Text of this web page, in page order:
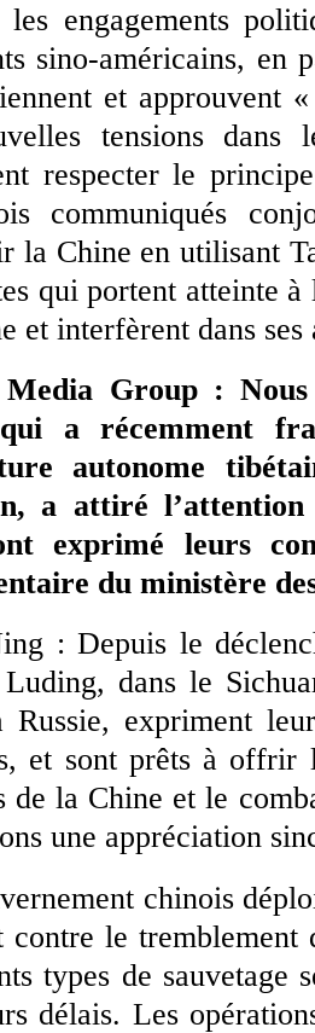
engagements
sino-américains, en
et approuvent
tensions
respecter le
communiqués
la Chine en utilisant
qui portent atteinte
et interfèrent dans
Group :
a récemment
autonome
a attiré
exprimé leurs
du ministère
: Depuis le
dans le
Russie, expriment
et sont prêts à offrir
de la Chine et le
une appréciation
chinois
contre le tremblement
types de sauvetage
délais. Les